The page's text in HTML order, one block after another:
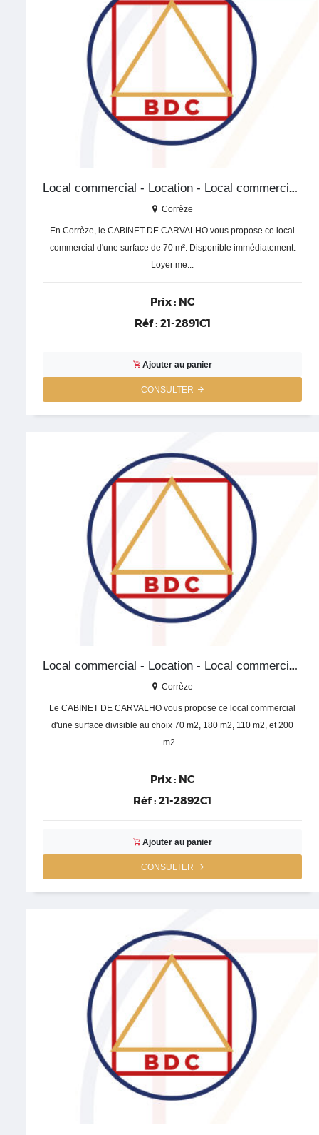
Local commercial - Location - Local commercial - Corrèze
Corrèze
En Corrèze, le CABINET DE CARVALHO vous propose ce local
commercial d'une surface de 70 m². Disponible immédiatement.
Loyer me...
Prix : NC
Réf : 21-2891C1
Ajouter au panier
CONSULTER
Local commercial - Location - Local commercial - Corrèze
Corrèze
Le CABINET DE CARVALHO vous propose ce local commercial
d'une surface divisible au choix 70 m2, 180 m2, 110 m2, et 200
m2...
Prix : NC
Réf : 21-2892C1
Ajouter au panier
CONSULTER